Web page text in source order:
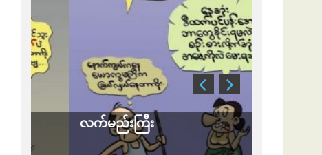
လက်မည်းကြီး